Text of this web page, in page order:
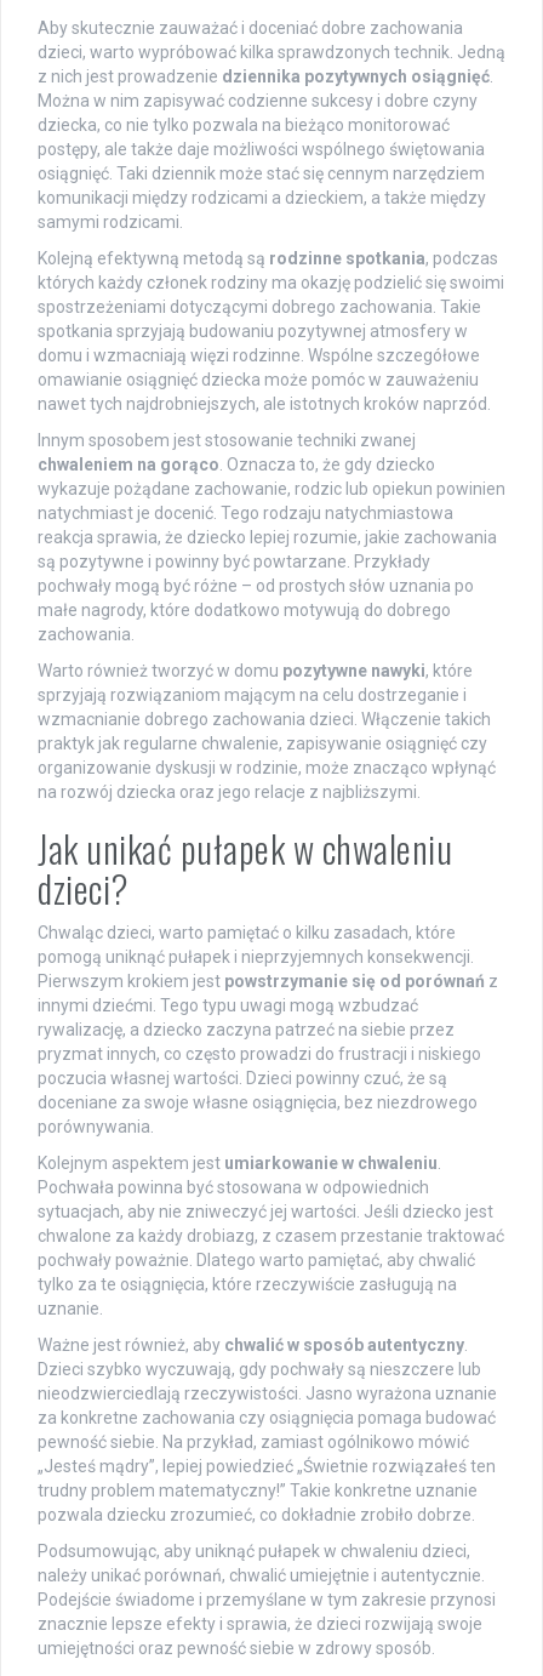
Aby skutecznie zauważać i doceniać dobre zachowania
dzieci, warto wypróbować kilka sprawdzonych technik. Jedną
z nich jest prowadzenie dziennika pozytywnych osiągnięć
Można w nim zapisywać codzienne sukcesy i dobre czyny
dziecka, co nie tylko pozwala na bieżąco monitorować
postępy, ale także daje możliwości wspólnego świętowania
osiągnięć. Taki dziennik może stać się cennym narzędziem
komunikacji między rodzicami a dzieckiem, a także między
samymi rodzicami.
Kolejną efektywną metodą są rodzinne spotkania, podczas
których każdy członek rodziny ma okazję podzielić się swoimi
spostrzeżeniami dotyczącymi dobrego zachowania. Takie
spotkania sprzyjają budowaniu pozytywnej atmosfery w
domu i wzmacniają więzi rodzinne. Wspólne szczegółowe
omawianie osiągnięć dziecka może pomóc w zauważeniu
nawet tych najdrobniejszych, ale istotnych kroków naprzód.
Innym sposobem jest stosowanie techniki zwanej
chwaleniem na gorąco . Oznacza to, że gdy dziecko
wykazuje pożądane zachowanie, rodzic lub opiekun powinien
natychmiast je docenić. Tego rodzaju natychmiastowa
reakcja sprawia, że dziecko lepiej rozumie, jakie zachowania
są pozytywne i powinny być powtarzane. Przykłady
pochwały mogą być różne – od prostych słów uznania po
małe nagrody, które dodatkowo motywują do dobrego
zachowania.
Warto również tworzyć w domu pozytywne nawyki, które
sprzyjają rozwiązaniom mającym na celu dostrzeganie i
wzmacnianie dobrego zachowania dzieci. Włączenie takich
praktyk jak regularne chwalenie, zapisywanie osiągnięć czy
organizowanie dyskusji w rodzinie, może znacząco wpłynąć
na rozwój dziecka oraz jego relacje z najbliższymi.
Jak unikać pułapek w chwaleniu
dzieci?
Chwaląc dzieci, warto pamiętać o kilku zasadach, które
pomogą uniknąć pułapek i nieprzyjemnych konsekwencji.
Pierwszym krokiem jest powstrzymanie się od porównań z
innymi dziećmi. Tego typu uwagi mogą wzbudzać
rywalizację, a dziecko zaczyna patrzeć na siebie przez
pryzmat innych, co często prowadzi do frustracji i niskiego
poczucia własnej wartości. Dzieci powinny czuć, że są
doceniane za swoje własne osiągnięcia, bez niezdrowego
porównywania.
Kolejnym aspektem jest umiarkowanie w chwaleniu
Pochwała powinna być stosowana w odpowiednich
sytuacjach, aby nie zniweczyć jej wartości. Jeśli dziecko jest
chwalone za każdy drobiazg, z czasem przestanie traktować
pochwały poważnie. Dlatego warto pamiętać, aby chwalić
tylko za te osiągnięcia, które rzeczywiście zasługują na
uznanie.
Ważne jest również, aby chwalić w sposób autentyczny
Dzieci szybko wyczuwają, gdy pochwały są nieszczere lub
nieodzwierciedlają rzeczywistości. Jasno wyrażona uznanie
za konkretne zachowania czy osiągnięcia pomaga budować
pewność siebie. Na przykład, zamiast ogólnikowo mówić
„Jesteś mądry”, lepiej powiedzieć „Świetnie rozwiązałeś ten
trudny problem matematyczny!” Takie konkretne uznanie
pozwala dziecku zrozumieć, co dokładnie zrobiło dobrze.
Podsumowując, aby uniknąć pułapek w chwaleniu dzieci,
należy unikać porównań, chwalić umiejętnie i autentycznie.
Podejście świadome i przemyślane w tym zakresie przynosi
znacznie lepsze efekty i sprawia, że dzieci rozwijają swoje
umiejętności oraz pewność siebie w zdrowy sposób.